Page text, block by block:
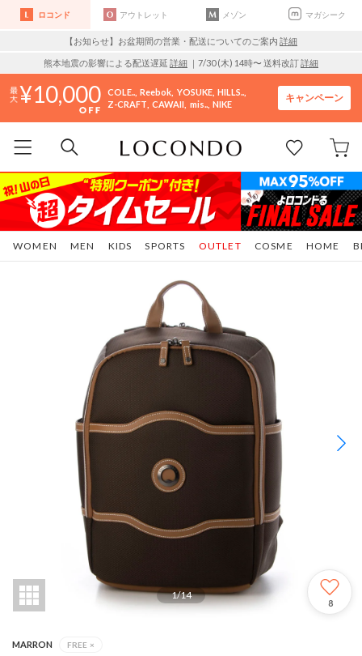
ロコンド アウトレット メゾン マガシーク
【お知らせ】お盆期間の営業・配送についてのご案内 詳細
熊本地震の影響による配送遅延 詳細 ｜7/30 (木) 14時〜 送料改訂詳細
10,000 COLE.. Reebok YOSUKE HILLS..
Z-CRAFT CAWAII mis.. NIKE
キャンペーン
WOMEN MEN KIDS SPORTS COSME HOME
OUTLET
1/14
8
MARRON FREE ×